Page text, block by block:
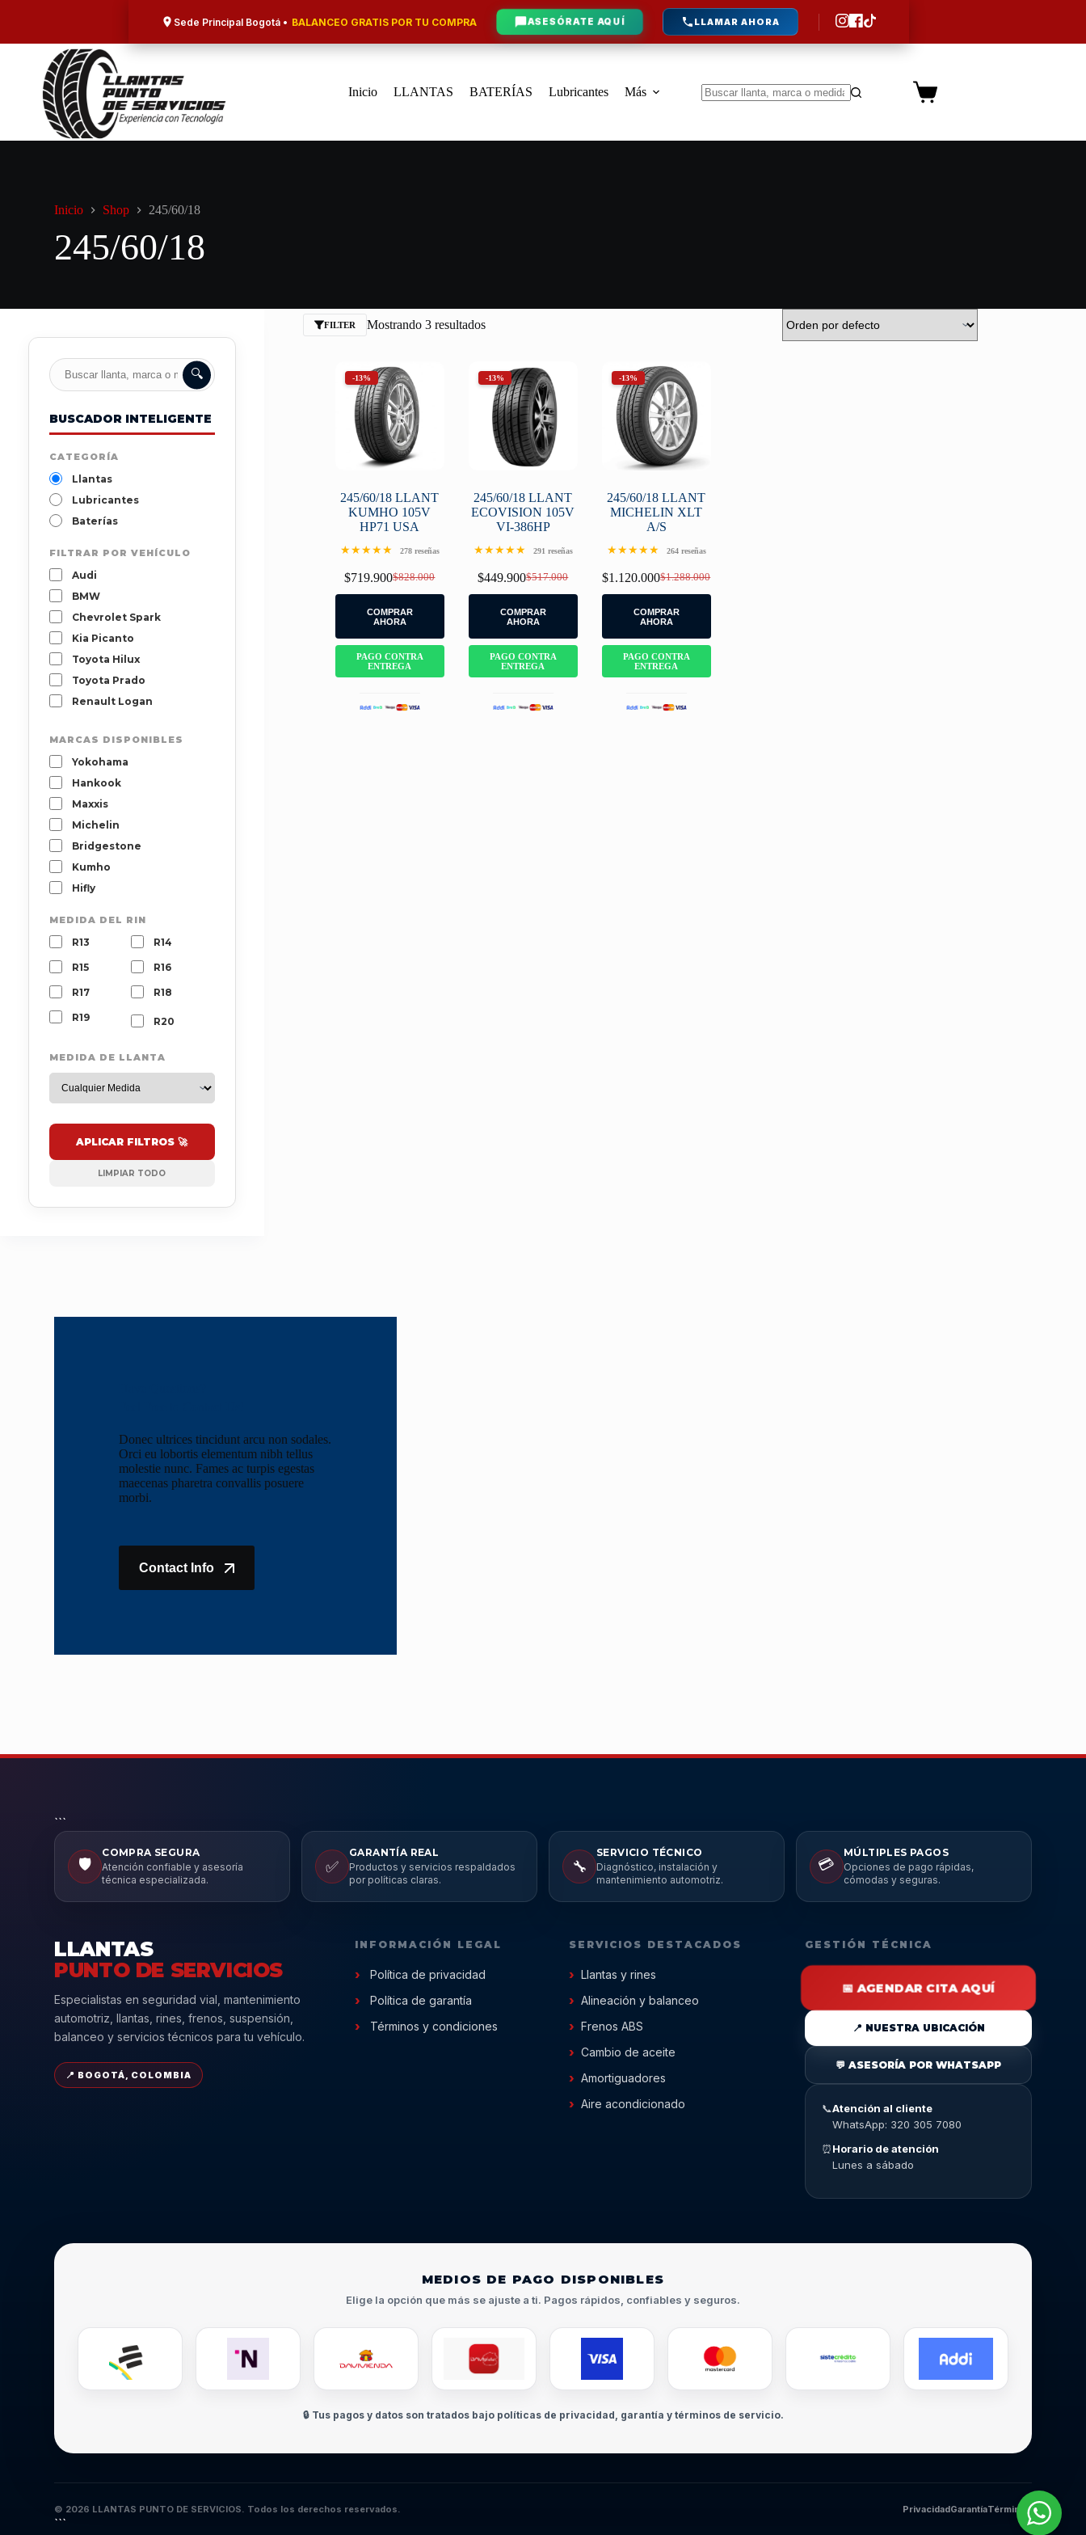
Sede Principal Bogotá • BALANCEO GRATIS POR TU COMPRA ASESÓRATE AQUÍ LLAMAR AHORA
Inicio LLANTAS BATERÍAS Lubricantes
Más
Carro
Inicio Shop 245/60/18
245/60/18
FILTER Mostrando 3 resultados
-13%
245/60/18 LLANT
KUMHO 105V
HP71 USA
★★★★★ 278 reseñas
$828.000
Original
price
was:
$828.000.
$719.900Current
price
is:
$719.900.
COMPRAR
AHORA
PAGO CONTRA
ENTREGA
-13%
245/60/18 LLANT
ECOVISION 105V
VI-386HP
★★★★★ 291 reseñas
$517.000
Original
price
was:
$517.000.
$449.900Current
price
is:
$449.900.
COMPRAR
AHORA
PAGO CONTRA
ENTREGA
-13%
245/60/18 LLANT
MICHELIN XLT
A/S
★★★★★ 264 reseñas
$1.288.000
Original
price
was:
$1.288.000.
$1.120.000Current
price
is:
$1.120.000.
COMPRAR
AHORA
PAGO CONTRA
ENTREGA
🔍
BUSCADOR INTELIGENTE
CATEGORÍA
Llantas
Lubricantes
Baterías
FILTRAR POR VEHÍCULO
Audi
BMW
Chevrolet Spark
Kia Picanto
Toyota Hilux
Toyota Prado
Renault Logan
MARCAS DISPONIBLES
Yokohama
Hankook
Maxxis
Michelin
Bridgestone
Kumho
Hifly
MEDIDA DEL RIN
R13 R14
R15 R16
R17 R18
R19 R20
MEDIDA DE LLANTA
APLICAR FILTROS 🚀
LIMPIAR TODO
Donec ultrices tincidunt arcu non sodales.
Orci eu lobortis elementum nibh tellus
molestie nunc. Fames ac turpis egestas
maecenas pharetra convallis posuere
morbi.
Contact Info
```
🛡️
COMPRA SEGURA
Atención confiable y asesoría
técnica especializada.
✅
GARANTÍA REAL
Productos y servicios respaldados
por políticas claras.
🔧
SERVICIO TÉCNICO
Diagnóstico, instalación y
mantenimiento automotriz.
💳
MÚLTIPLES PAGOS
Opciones de pago rápidas,
cómodas y seguras.
LLANTAS
PUNTO DE SERVICIOS
Especialistas en seguridad vial, mantenimiento
automotriz, llantas, rines, frenos, suspensión,
balanceo y servicios técnicos para tu vehículo.
📍 BOGOTÁ, COLOMBIA
INFORMACIÓN LEGAL
Política de privacidad
Política de garantía
Términos y condiciones
SERVICIOS DESTACADOS
Llantas y rines
Alineación y balanceo
Frenos ABS
Cambio de aceite
Amortiguadores
Aire acondicionado
GESTIÓN TÉCNICA
📅 AGENDAR CITA AQUÍ
📍 NUESTRA UBICACIÓN
💬 ASESORÍA POR WHATSAPP
📞Atención al cliente
WhatsApp: 320 305 7080
⏰Horario de atención
Lunes a sábado
MEDIOS DE PAGO DISPONIBLES
Elige la opción que más se ajuste a ti. Pagos rápidos, confiables y seguros.
🔒 Tus pagos y datos son tratados bajo políticas de privacidad, garantía y términos de servicio.
© 2026 LLANTAS PUNTO DE SERVICIOS. Todos los derechos reservados. PrivacidadGarantíaTérminos
```